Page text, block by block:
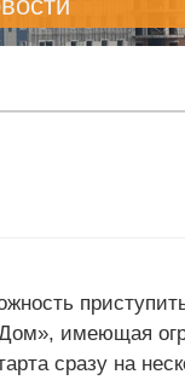
имеющая
сразу на